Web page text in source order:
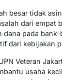
besar tidak
dari empat
pada
dari kebijakan
Veteran
usaha